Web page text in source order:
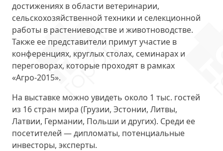
достижениях в области ветеринарии,
сельскохозяйственной техники и селекционной
работы в растениеводстве и животноводстве.
Также ее представители примут участие в
конференциях, круглых столах, семинарах и
переговорах, которые проходят в рамках
«Агро-2015».
На выставке можно увидеть около 1 тыс. гостей
из 16 стран мира (Грузии, Эстонии, Литвы,
Латвии, Германии, Польши и других). Среди ее
посетителей — дипломаты, потенциальные
инвесторы, эксперты.